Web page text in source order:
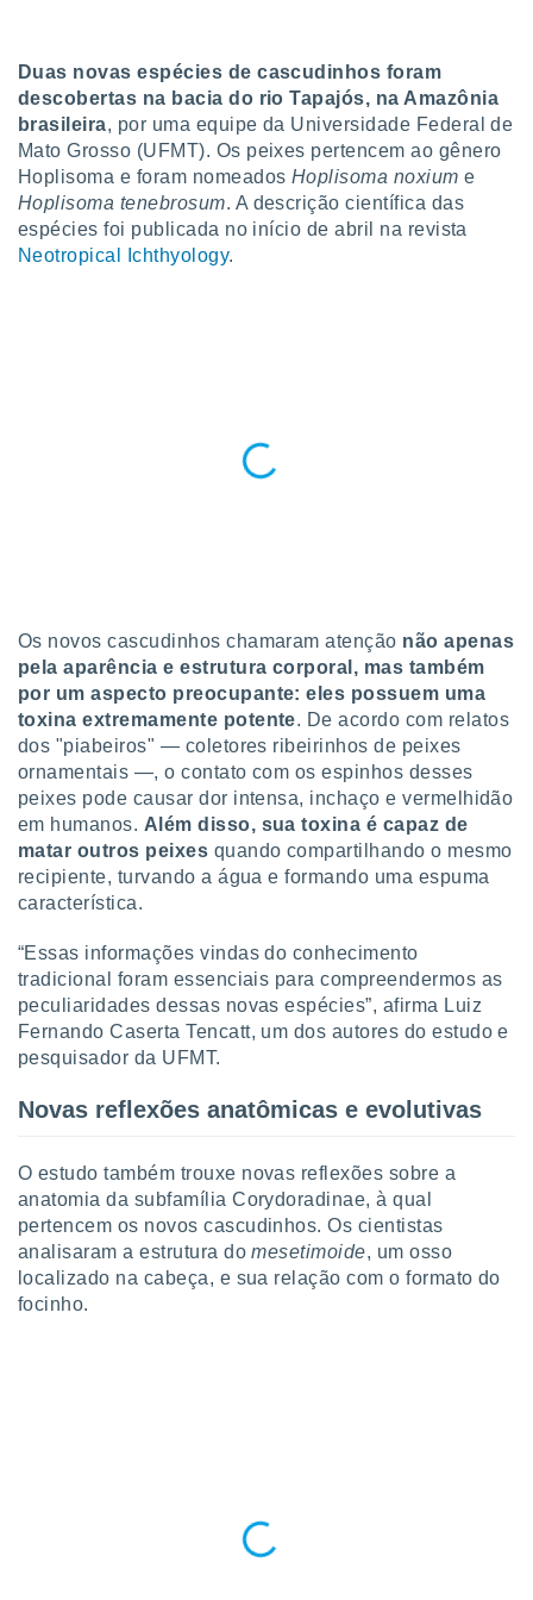
com
Pode
na nossa
e
a
lo de
os
a
website,
analisar o
ou
Pode
de
ao
nós e
únicos
Duas novas espécies de cascudinhos foram
descobertas na bacia do rio Tapajós, na Amazônia
brasileira, por uma equipe da Universidade Federal de
Mato Grosso (UFMT). Os peixes pertencem ao gênero
Hoplisoma e foram nomeados Hoplisoma noxium e
Hoplisoma tenebrosum. A descrição científica das
espécies foi publicada no início de abril na revista
Neotropical Ichthyology.
Os novos cascudinhos chamaram atenção não apenas
pela aparência e estrutura corporal, mas também
por um aspecto preocupante: eles possuem uma
toxina extremamente potente. De acordo com relatos
dos "piabeiros" — coletores ribeirinhos de peixes
ornamentais —, o contato com os espinhos desses
peixes pode causar dor intensa, inchaço e vermelhidão
em humanos. Além disso, sua toxina é capaz de
matar outros peixes quando compartilhando o mesmo
recipiente, turvando a água e formando uma espuma
característica.
“Essas informações vindas do conhecimento
tradicional foram essenciais para compreendermos as
peculiaridades dessas novas espécies”, afirma Luiz
Fernando Caserta Tencatt, um dos autores do estudo e
pesquisador da UFMT.
Novas reflexões anatômicas e evolutivas
O estudo também trouxe novas reflexões sobre a
anatomia da subfamília Corydoradinae, à qual
pertencem os novos cascudinhos. Os cientistas
analisaram a estrutura domesetimoide, um osso
localizado na cabeça, e sua relação com o formato do
focinho.